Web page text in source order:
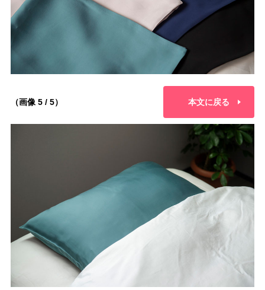
（画像 5 / 5） 本文に戻る